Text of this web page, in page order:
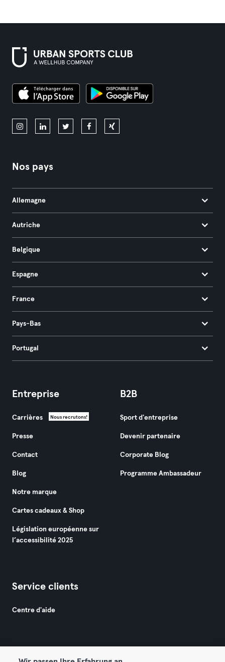
Nos pays
Allemagne
Autriche
Belgique
Espagne
France
Pays-Bas
Portugal
Entreprise
Carrières Nous recrutons!
Presse
Contact
Blog
Notre marque
Cartes cadeaux & Shop
Législation européenne sur
l’accessibilité 2025
B2B
Sport d'entreprise
Devenir partenaire
Corporate Blog
Programme Ambassadeur
Service clients
Centre d'aide